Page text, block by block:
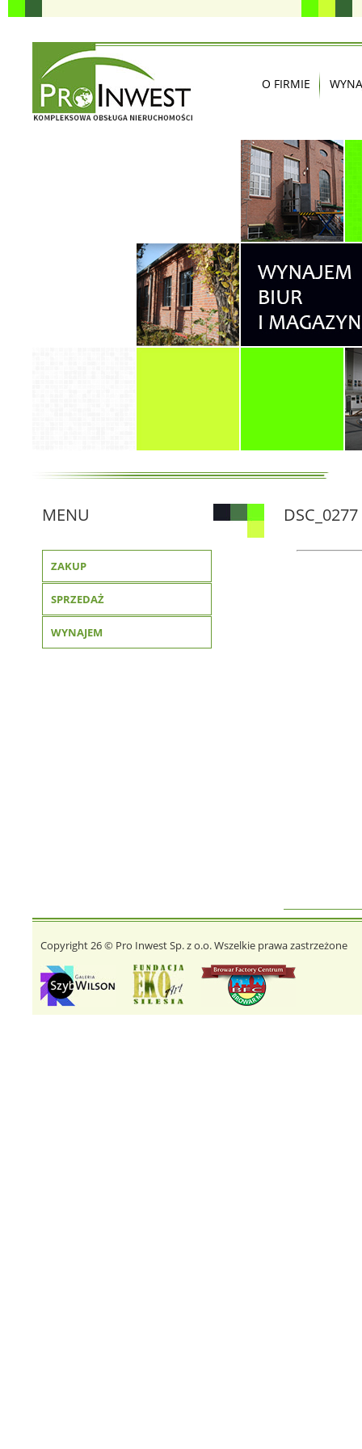
O FIRMIE
MENU
ZAKUP
SPRZEDAŻ
WYNAJEM
DSC_0277
Copyright 26 © Pro Inwest Sp. z o.o. Wszelkie prawa zastrzeżone